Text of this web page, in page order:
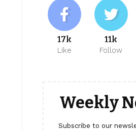
17k
Like
11k
Follow
Weekly
Subscribe to our